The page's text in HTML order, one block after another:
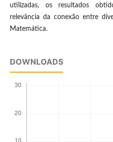
utilizadas, os resultados
relevância da conexão entre
Matemática.
DOWNLOADS